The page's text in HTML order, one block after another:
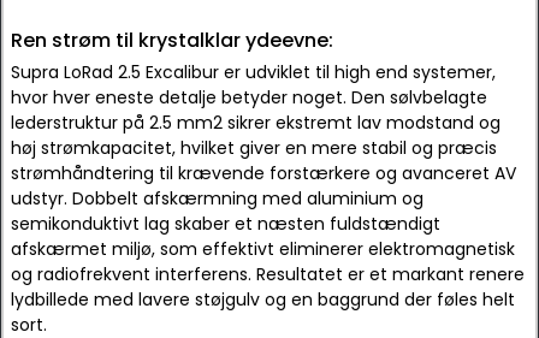
Ren strøm til krystalklar ydeevne:
Supra LoRad 2.5 Excalibur er udviklet til high end systemer,
hvor hver eneste detalje betyder noget. Den sølvbelagte
lederstruktur på 2.5 mm2 sikrer ekstremt lav modstand og
høj strømkapacitet, hvilket giver en mere stabil og præcis
strømhåndtering til krævende forstærkere og avanceret AV
udstyr. Dobbelt afskærmning med aluminium og
semikonduktivt lag skaber et næsten fuldstændigt
afskærmet miljø, som effektivt eliminerer elektromagnetisk
og radiofrekvent interferens. Resultatet er et markant renere
lydbillede med lavere støjgulv og en baggrund der føles helt
sort.